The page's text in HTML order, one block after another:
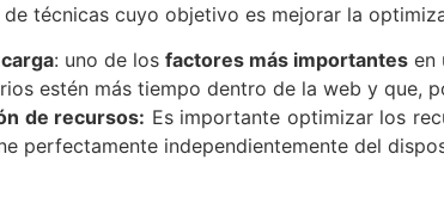
de técnicas cuyo objetivo es mejorar la
: uno de losfactores más importantes en
estén más tiempo dentro de la web y que,
de recursos: Es importante optimizar los
perfectamente independientemente del